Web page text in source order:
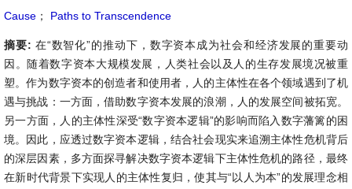
Cause ； Paths to Transcendence
摘要: 在“数智化”的推动下，数字资本成为社会和经济发展的重要动
因。随着数字资本大规模发展，人类社会以及人的生存发展境况被重
塑。作为数字资本的创造者和使用者，人的主体性在各个领域遇到了机
遇与挑战：一方面，借助数字资本发展的浪潮，人的发展空间被拓宽。
另一方面，人的主体性深受“数字资本逻辑”的影响而陷入数字藩篱的困
境。因此，应透过数字资本逻辑，结合社会现实来追溯主体性危机背后
的深层因素，多方面探寻解决数字资本逻辑下主体性危机的路径，最终
在新时代背景下实现人的主体性复归，使其与“以人为本”的发展理念相